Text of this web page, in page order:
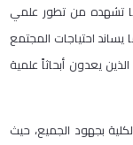
تشهده من تطور علمي
احتياجات المجتمع
يعدون أبحاثاً علمية
بجهود الجميع، حيث